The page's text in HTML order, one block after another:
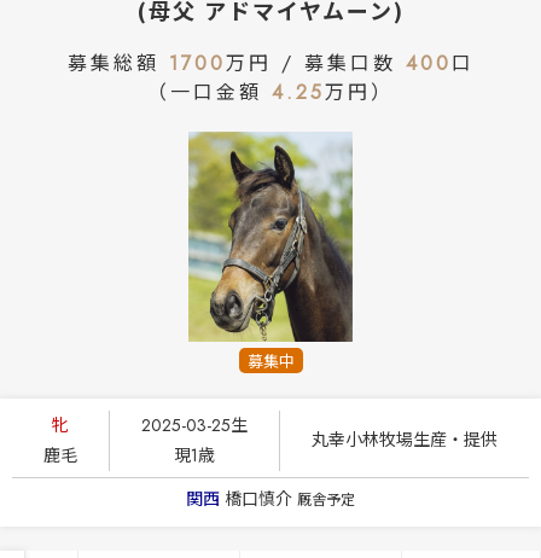
(母父 アドマイヤムーン)
募集総額 1700万円 / 募集口数 400口
（一口金額 4.25万円）
募集中
牝
鹿毛
2025-03-25生
現1歳
丸幸小林牧場生産・提供
関西 橋口慎介 厩舎予定